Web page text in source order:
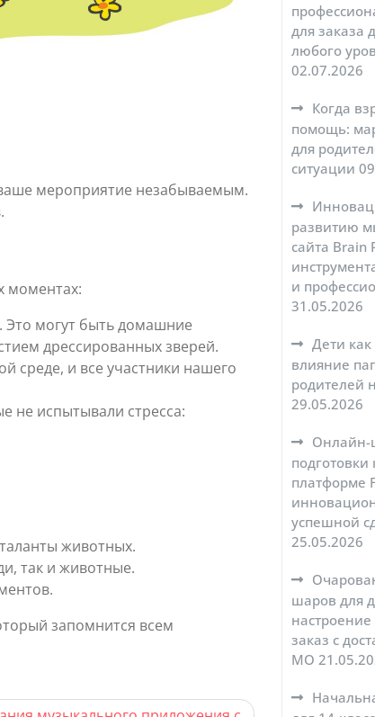
мероприятие незабываемым.
моментах:
Это могут быть домашние
дрессированных зверей.
среде, и все участники нашего
не испытывали стресса:
животных.
так и животные.
запомнится всем
для заказа
любого
02.07.2026
Когда
помощь:
для
ситуации
развитию
сайта Brain
и
31.05.2026
Дети
влияние
родителей
29.05.2026
Онлайн-
подготовки
платформе
успешной
25.05.2026
шаров для
заказ с
МО